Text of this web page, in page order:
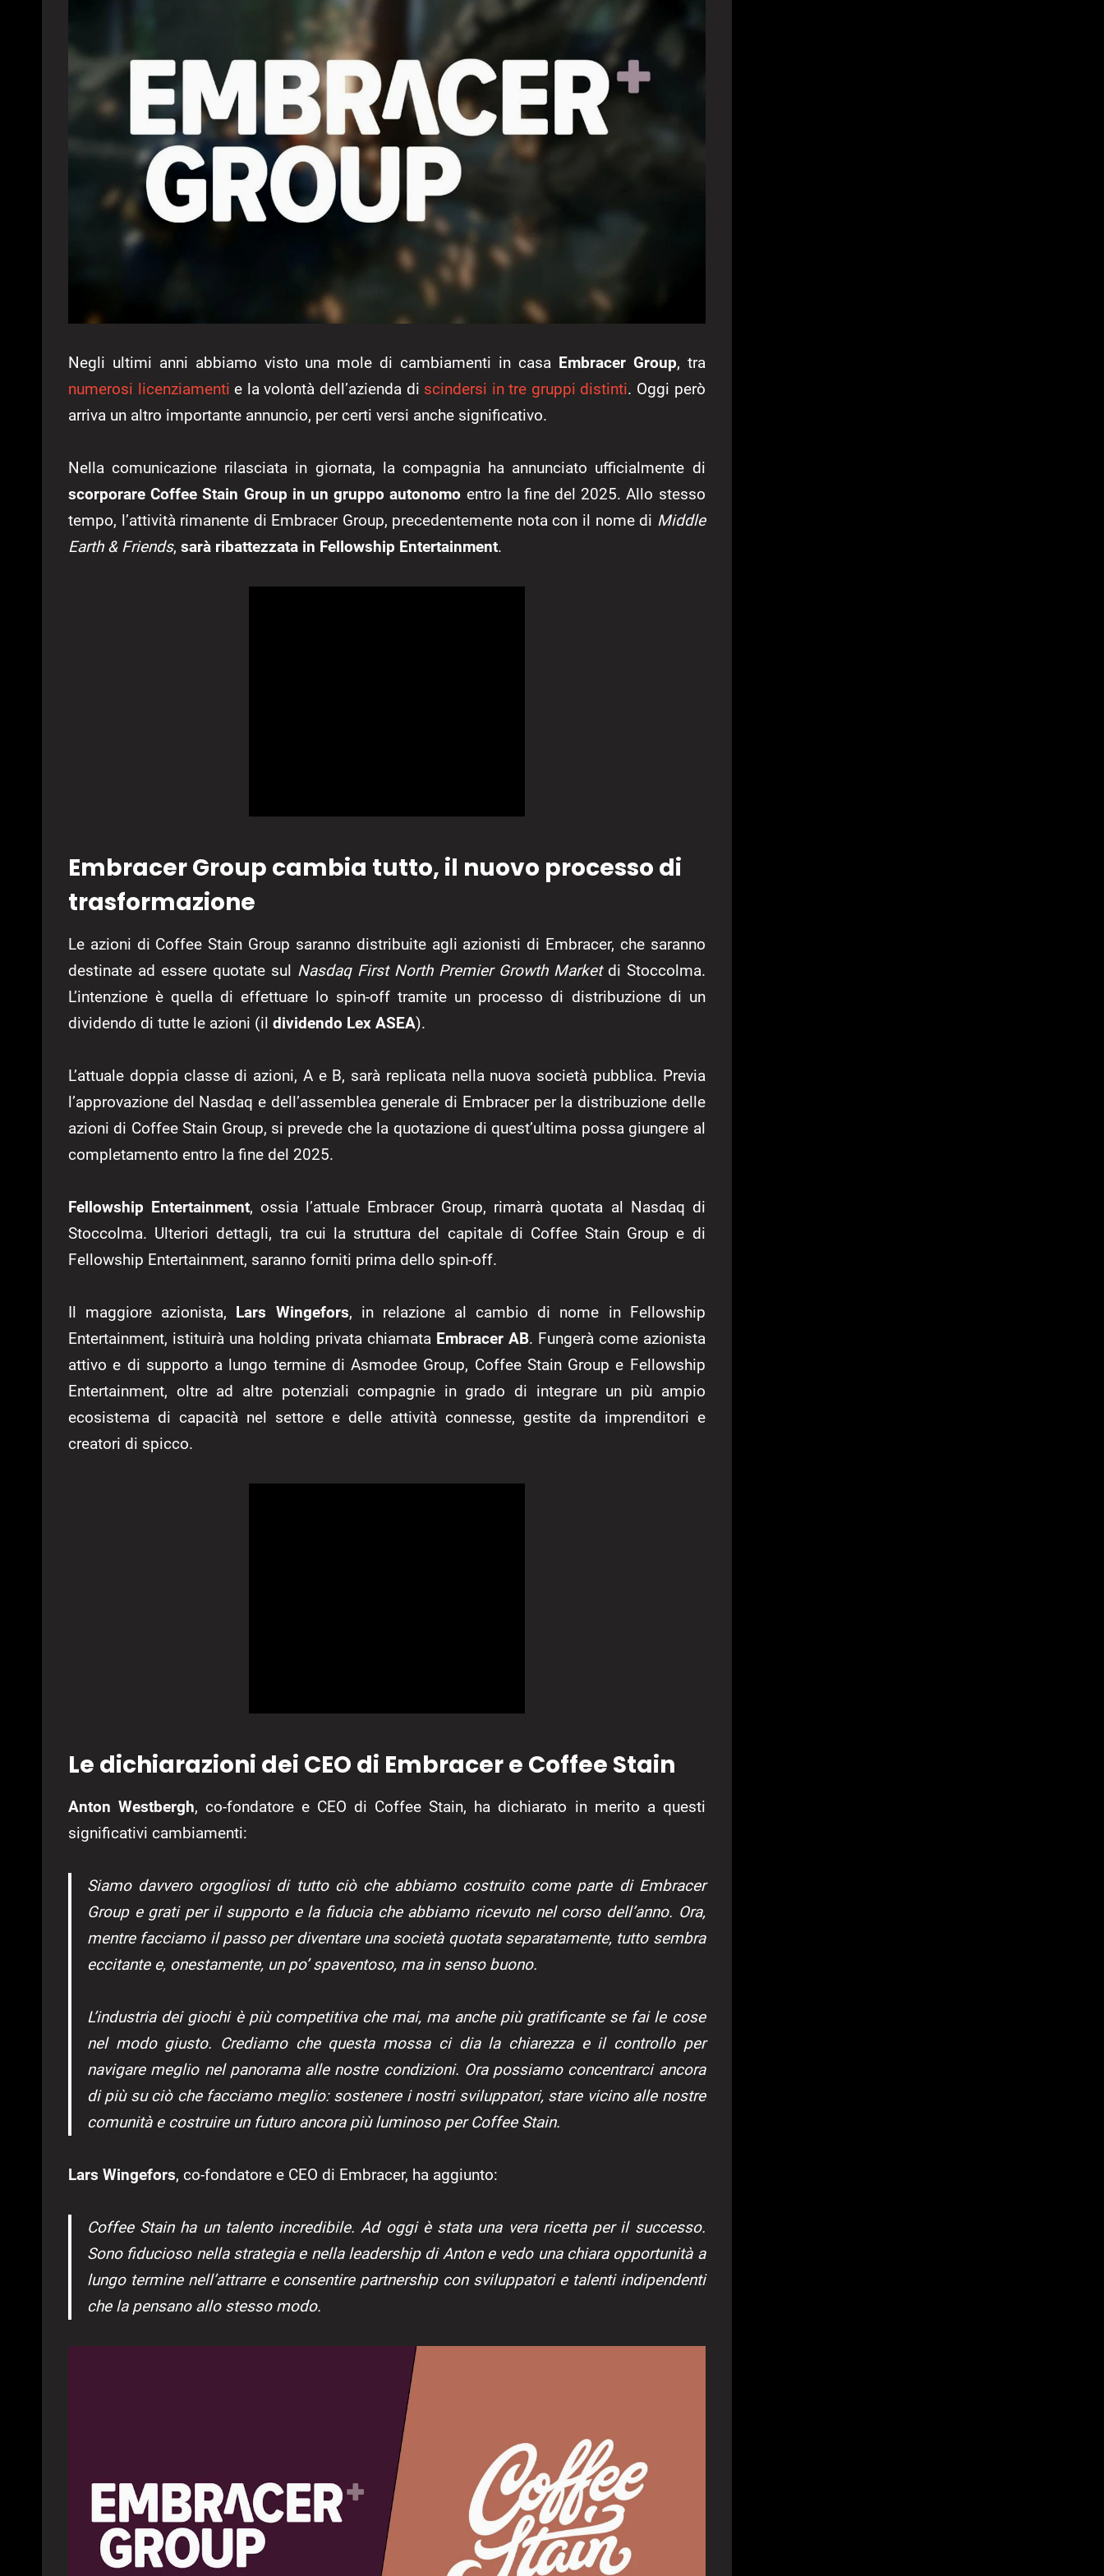
Negli ultimi anni abbiamo visto una mole di cambiamenti in casa Embracer Group, tra
numerosi licenziamenti e la volontà dell’azienda di scindersi in tre gruppi distinti. Oggi però
arriva un altro importante annuncio, per certi versi anche significativo.
Nella comunicazione rilasciata in giornata, la compagnia ha annunciato ufficialmente di
scorporare Coffee Stain Group in un gruppo autonomo entro la fine del 2025. Allo stesso
tempo, l’attività rimanente di Embracer Group, precedentemente nota con il nome di Middle
Earth & Friends, sarà ribattezzata in Fellowship Entertainment.
Embracer Group cambia tutto, il nuovo processo di
trasformazione
Le azioni di Coffee Stain Group saranno distribuite agli azionisti di Embracer, che saranno
destinate ad essere quotate sul Nasdaq First North Premier Growth Marketdi Stoccolma.
L’intenzione è quella di effettuare lo spin-off tramite un processo di distribuzione di un
dividendo di tutte le azioni (il dividendo Lex ASEA).
L’attuale doppia classe di azioni, A e B, sarà replicata nella nuova società pubblica. Previa
l’approvazione del Nasdaq e dell’assemblea generale di Embracer per la distribuzione delle
azioni di Coffee Stain Group, si prevede che la quotazione di quest’ultima possa giungere al
completamento entro la fine del 2025.
Fellowship Entertainment, ossia l’attuale Embracer Group, rimarrà quotata al Nasdaq di
Stoccolma. Ulteriori dettagli, tra cui la struttura del capitale di Coffee Stain Group e di
Fellowship Entertainment, saranno forniti prima dello spin-off.
Il maggiore azionista, Lars Wingefors, in relazione al cambio di nome in Fellowship
Entertainment, istituirà una holding privata chiamata Embracer AB. Fungerà come azionista
attivo e di supporto a lungo termine di Asmodee Group, Coffee Stain Group e Fellowship
Entertainment, oltre ad altre potenziali compagnie in grado di integrare un più ampio
ecosistema di capacità nel settore e delle attività connesse, gestite da imprenditori e
creatori di spicco.
Le dichiarazioni dei CEO di Embracer e Coffee Stain
Anton Westbergh, co-fondatore e CEO di Coffee Stain, ha dichiarato in merito a questi
significativi cambiamenti:
Siamo davvero orgogliosi di tutto ciò che abbiamo costruito come parte di Embracer
Group e grati per il supporto e la fiducia che abbiamo ricevuto nel corso dell’anno. Ora,
mentre facciamo il passo per diventare una società quotata separatamente, tutto sembra
eccitante e, onestamente, un po’ spaventoso, ma in senso buono.
L’industria dei giochi è più competitiva che mai, ma anche più gratificante se fai le cose
nel modo giusto. Crediamo che questa mossa ci dia la chiarezza e il controllo per
navigare meglio nel panorama alle nostre condizioni. Ora possiamo concentrarci ancora
di più su ciò che facciamo meglio: sostenere i nostri sviluppatori, stare vicino alle nostre
comunità e costruire un futuro ancora più luminoso per Coffee Stain.
Lars Wingefors, co-fondatore e CEO di Embracer, ha aggiunto:
Coffee Stain ha un talento incredibile. Ad oggi è stata una vera ricetta per il successo.
Sono fiducioso nella strategia e nella leadership di Anton e vedo una chiara opportunità a
lungo termine nell’attrarre e consentire partnership con sviluppatori e talenti indipendenti
che la pensano allo stesso modo.